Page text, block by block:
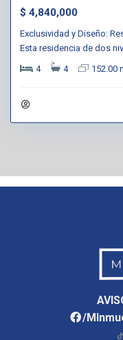
$ 4,840,000
Exclusividad y Diseño:
Esta residencia de dos
4
4 152.00
/